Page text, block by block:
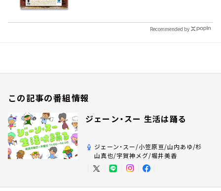
Recommended by
この記事の番組情報
ジェーン・スー 生活は踊る
ジェーン・スー/小笠原亘/山内あゆ/杉
山真也/宇賀神メグ/堀井美香